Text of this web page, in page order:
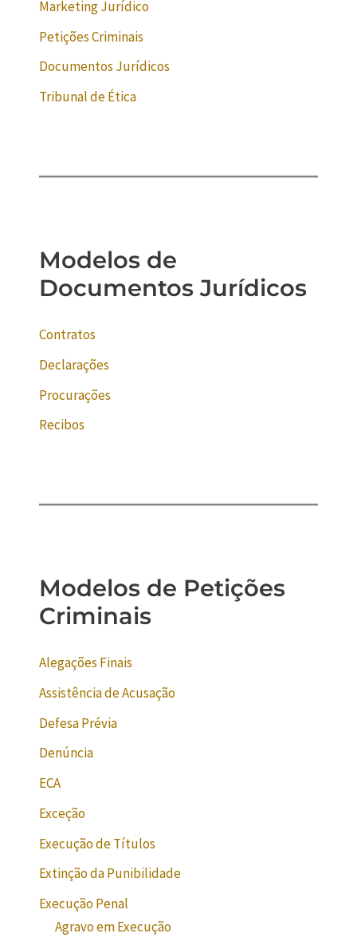
Marketing Jurídico
Petições Criminais
Documentos Jurídicos
Tribunal de Ética
Modelos de
Documentos Jurídicos
Contratos
Declarações
Procurações
Recibos
Modelos de Petições
Criminais
Alegações Finais
Assistência de Acusação
Defesa Prévia
Denúncia
ECA
Exceção
Execução de Títulos
Extinção da Punibilidade
Execução Penal
Agravo em Execução